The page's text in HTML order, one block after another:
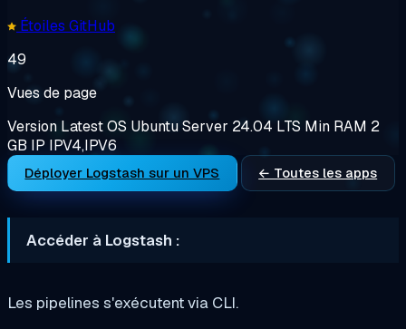
Étoiles GitHub
49
Vues de page
Version LatestOS Ubuntu Server 24.04 LTS Min RAM 2
GB IP IPV4,IPV6
Déployer Logstash sur un VPS ← Toutes les apps
Accéder à Logstash :
Les pipelines s'exécutent via CLI.